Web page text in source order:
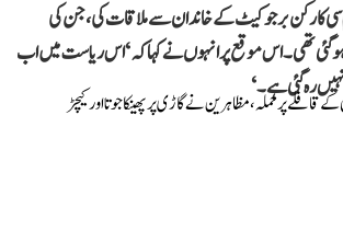
سی کارکن برجو کیٹ کے خاندان سے ملاقات کی، جن کی
تھی۔ اس موقع پر انہوں نے کہا کہ ‘اس ریاست میں اب
نہیں رہ گئی ہے۔‘